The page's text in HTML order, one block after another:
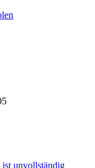
ist unvollständig